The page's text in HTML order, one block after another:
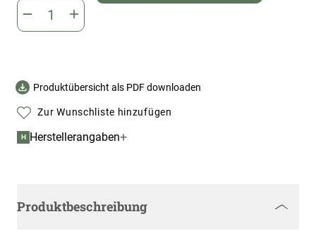
Produktübersicht als PDF downloaden
Zur Wunschliste hinzufügen
H Herstellerangaben+
Produktbeschreibung